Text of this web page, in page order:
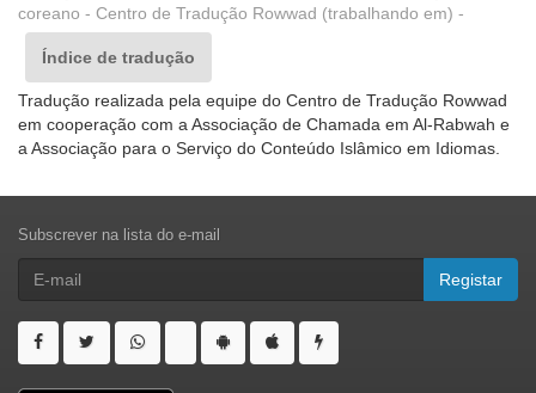
coreano - Centro de Tradução Rowwad (trabalhando em) -
Índice de tradução
Tradução realizada pela equipe do Centro de Tradução Rowwad
em cooperação com a Associação de Chamada em Al-Rabwah e
a Associação para o Serviço do Conteúdo Islâmico em Idiomas.
Subscrever na lista do e-mail
Registar